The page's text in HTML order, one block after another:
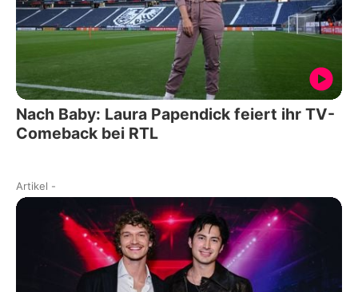
Nach Baby: Laura Papendick feiert ihr TV-
Comeback bei RTL
Artikel -